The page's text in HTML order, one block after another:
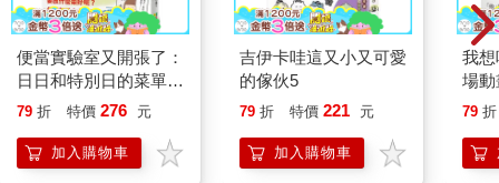
便當實驗室又開張了：
日日和特別日的菜單挑
戰記
79 折 特價 276 元
加入購物車
吉伊卡哇這又小又可愛
的傢伙5
79 折 特價 221 元
加入購物車
我
場
79 折